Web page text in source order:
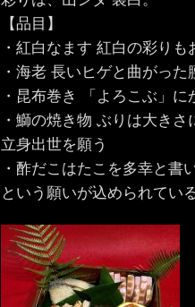
【品目】
・紅白なます 紅白の彩りも
・海老 長いヒゲと曲がっ
・昆布巻き 「よろこぶ」
・鰤の焼き物 ぶりは大き
立身出世を願う
・酢だこはたこを多幸と書
という願いが込められてい